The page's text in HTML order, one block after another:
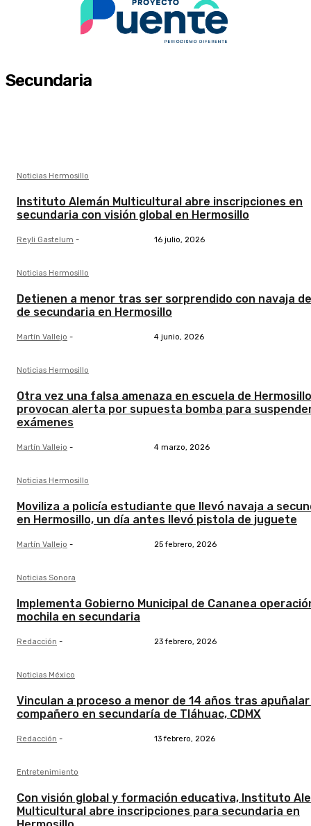
Secundaria
Noticias Hermosillo
Instituto Alemán Multicultural abre inscripciones en
secundaria con visión global en Hermosillo
Reyli Gastelum - 16 julio, 2026
Noticias Hermosillo
Detienen a menor tras ser sorprendido con navaja
de secundaria en Hermosillo
Martín Vallejo - 4 junio, 2026
Noticias Hermosillo
Otra vez una falsa amenaza en escuela de
provocan alerta por supuesta bomba para
exámenes
Martín Vallejo - 4 marzo, 2026
Noticias Hermosillo
Moviliza a policía estudiante que llevó navaja a
en Hermosillo, un día antes llevó pistola de juguete
Martín Vallejo - 25 febrero, 2026
Noticias Sonora
Implementa Gobierno Municipal de Cananea
mochila en secundaria
Redacción - 23 febrero, 2026
Noticias México
Vinculan a proceso a menor de 14 años tras
compañero en secundaría de Tláhuac, CDMX
Redacción - 13 febrero, 2026
Entretenimiento
Con visión global y formación educativa, Instituto
Multicultural abre inscripciones para secundaria en